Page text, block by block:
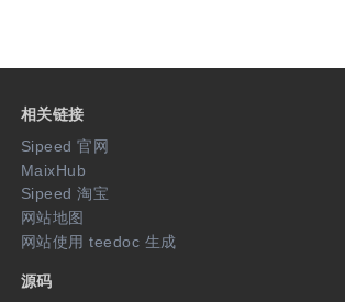
相关链接
Sipeed 官网
MaixHub
Sipeed 淘宝
网站地图
网站使用 teedoc 生成
源码